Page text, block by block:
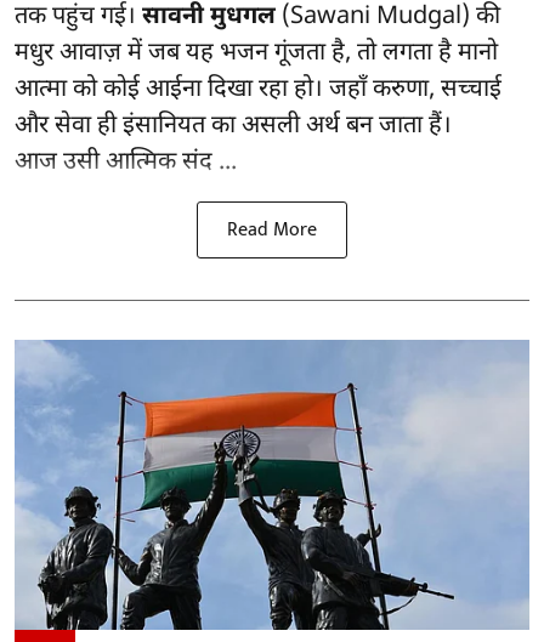
तक पहुंच गई। सावनी मुधगल (Sawani Mudgal) की
मधुर आवाज़ में जब यह भजन गूंजता है, तो लगता है मानो
आत्मा को कोई आईना दिखा रहा हो। जहाँ करुणा, सच्चाई
और सेवा ही इंसानियत का असली अर्थ बन जाता हैं।
आज उसी आत्मिक संद ...
Read More